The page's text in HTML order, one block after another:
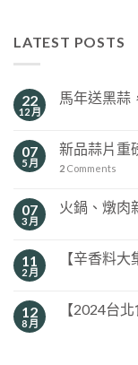
LATEST POSTS
22
12 月
馬年送黑蒜
07
5 月
新品蒜片重
2 Comments
07
3 月
火鍋、燉肉
11
2 月
【辛香料大
12
8 月
【2024台